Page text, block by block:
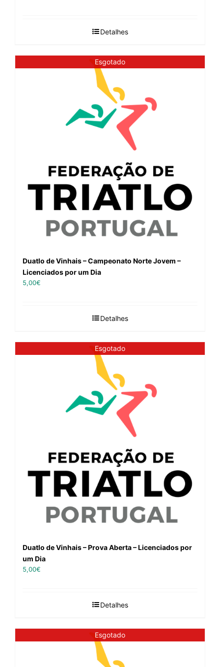
Detalhes
Esgotado
Duatlo de Vinhais – Campeonato Norte Jovem –
Licenciados por um Dia
5,00€
Detalhes
Esgotado
Duatlo de Vinhais – Prova Aberta – Licenciados por
um Dia
5,00€
Detalhes
Esgotado